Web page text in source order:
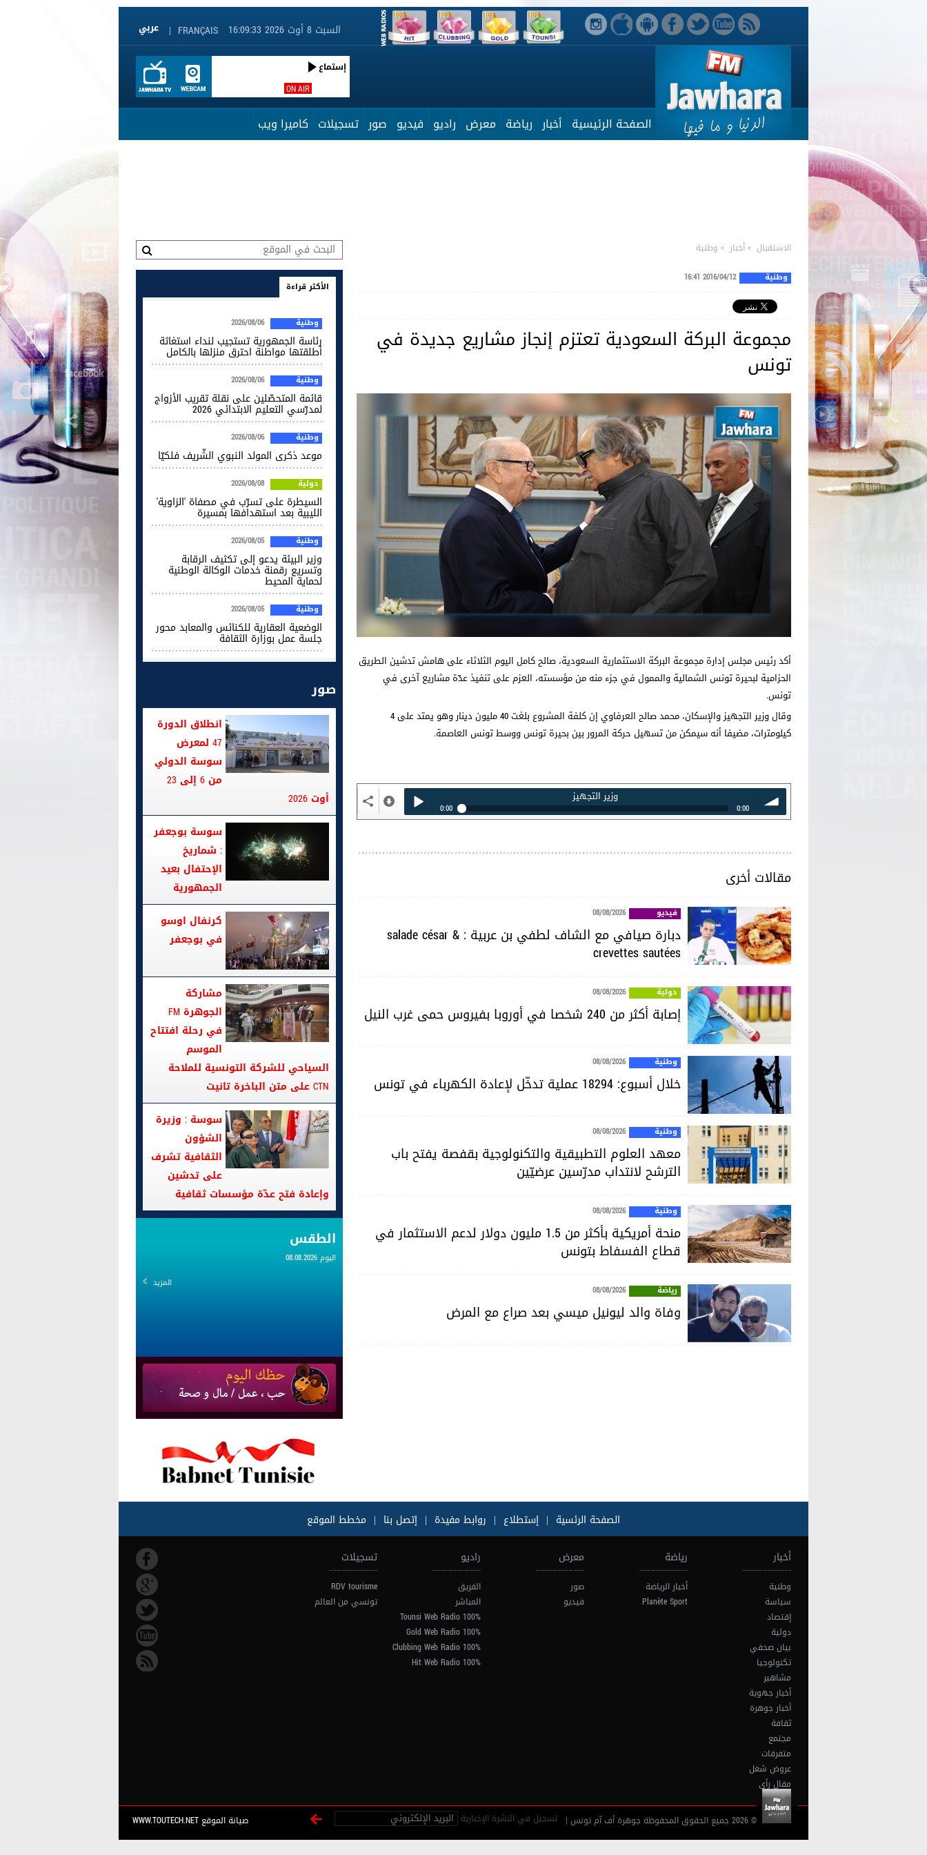
FRANÇAIS
| السبت 8 أوت 2026 16:09:34
ON AIR
إستماع
الصفحة الرئيسية أخبار رياضة معرض راديو فيديو صور تسجيلات كاميرا ويب
الاستقبال >أخبار > وطنية
وطنية 2016/04/12 16:41
مجموعة البركة السعودية تعتزم إنجاز مشاريع جديدة في
تونس
أكد رئيس مجلس إدارة مجموعة البركة الاستثمارية السعودية، صالح كامل اليوم الثلاثاء على هامش تدشين الطريق
الحزامية لبحيرة تونس الشمالية والممول في جزء منه من مؤسسته، العزم على تنفيذ عدّة مشاريع آخرى في
تونس.
وقال وزير التجهيز والإسكان، محمد صالح العرفاوي إن كلفة المشروع بلغت 40 مليون دينار وهو يمتد على 4
كيلومترات، مضيفا أنه سيمكن من تسهيل حركة المرور بين بحيرة تونس ووسط تونس العاصمة.
pause
وزير التجهيز
0:00 0:00
مقالات أخرى
فيديو 08/08/2026
دبارة صيافي مع الشاف لطفي بن عربية : salade césar &
crevettes sautées
دولية 08/08/2026
إصابة أكثر من 240 شخصا في أوروبا بفيروس حمى غرب النيل
وطنية 08/08/2026
خلال أسبوع: 18294 عملية تدخّل لإعادة الكهرباء في تونس
وطنية 08/08/2026
معهد العلوم التطبيقية والتكنولوجية بقفصة يفتح باب
الترشح لانتداب مدرّسين عرضيّين
وطنية 08/08/2026
منحة أمريكية بأكثر من 1.5 مليون دولار لدعم الاستثمار في
قطاع الفسفاط بتونس
رياضة 08/08/2026
وفاة والد ليونيل ميسي بعد صراع مع المرض
الأكثر قراءة
وطنية 2026/08/06
رئاسة الجمهورية تستجيب لنداء استغاثة
أطلقتها مواطنة احترق منزلها بالكامل
وطنية 2026/08/06
قائمة المتحصّلين على نقلة تقريب الأزواج
لمدرّسي التعليم الابتدائي 2026
وطنية 2026/08/06
موعد ذكرى المولد النبوي الشّريف فلكيّا
دولية 2026/08/08
السيطرة على تسرّب في مصفاة 'الزاوية'
الليبية بعد استهدافها بمسيرة
وطنية 2026/08/05
وزير البيئة يدعو إلى تكثيف الرقابة
وتسريع رقمنة خدمات الوكالة الوطنية
لحماية المحيط
وطنية 2026/08/05
الوضعية العقارية للكنائس والمعابد محور
جلسة عمل بوزارة الثقافة
صور
انطلاق الدورة
47 لمعرض
سوسة الدولي
من 6 إلى 23
أوت 2026
سوسة بوجعفر
: شماريخ
الإحتفال بعيد
الجمهورية
كرنفال اوسو
في بوجعفر
مشاركة
الجوهرة FM
في رحلة افتتاح
الموسم
السياحي للشركة التونسية للملاحة
CTN على متن الباخرة تانيت
سوسة : وزيرة
الشؤون
الثقافية تشرف
على تدشين
وإعادة فتح عدّة مؤسسات ثقافية
الطقس
اليوم 08.08.2026
المزيد
الصفحة الرئسية | إستطلاع | روابط مفيدة | إتصل بنا | مخطط الموقع
أخبار
وطنية
سياسة
إقتصاد
دولية
بيان صحفي
تكنولوجيا
مشاهير
أخبار جهوية
أخبار جوهرة
ثقافة
مجتمع
متفرقات
عروض شغل
مقال رأي
رياضة
أخبار الرياضة
Planète Sport
معرض
صور
فيديو
راديو
الفريق
المباشر
100% Tounsi Web Radio
100% Gold Web Radio
100% Clubbing Web Radio
100% Hit Web Radio
تسجيلات
RDV tourisme
تونسي من العالم
© 2026 جميع الحقوق المحفوظة جوهرة أف آم تونس | تسجيل في النشرة الإخبارية صيانة الموقع WWW.TOUTECH.NET